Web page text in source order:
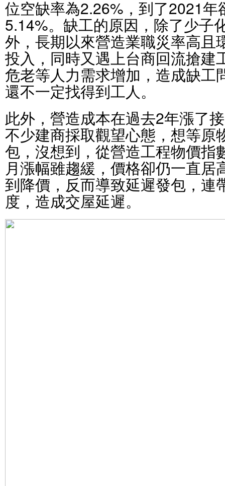
位空缺率為2.26%，到了2021年
5.14%。缺工的原因，除了少子
外，長期以來營造業職災率高且
投入，同時又遇上台商回流搶建
危老等人力需求增加，造成缺工
還不一定找得到工人。
此外，營造成本在過去2年漲了
不少建商採取觀望心態，想等原
包，沒想到，從營造工程物價指
月漲幅雖趨緩，價格卻仍一直居
到降價，反而導致延遲發包，連
度，造成交屋延遲。